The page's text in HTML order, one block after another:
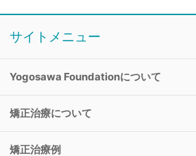
サイトメニュー
Yogosawa Foundationについて
矯正治療について
矯正治療例